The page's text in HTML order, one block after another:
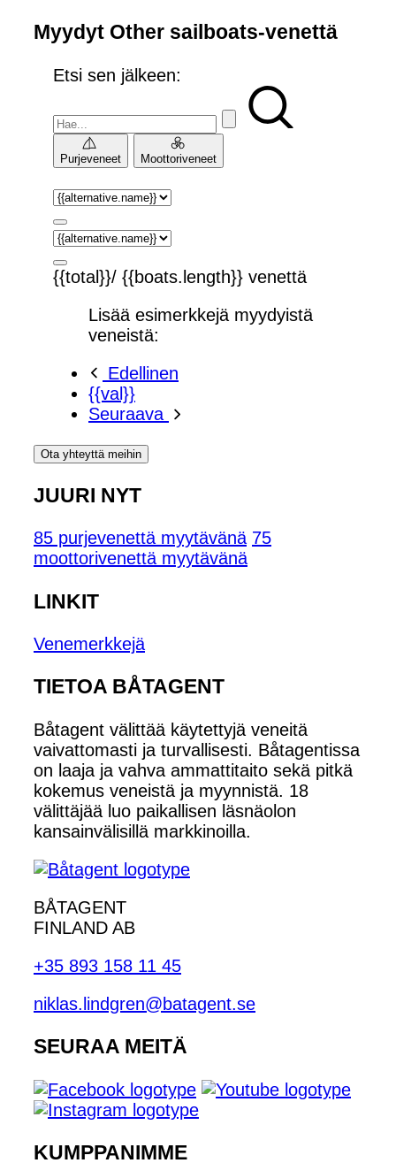
Myydyt Other sailboats-venettä
Etsi sen jälkeen:
Purjeveneet Moottoriveneet
{{total}}/ {{boats.length}} venettä
Lisää esimerkkejä myydyistä
veneistä:
Edellinen
{{val}}
Seuraava
Ota yhteyttä meihin
JUURI NYT
85 purjevenettä myytävänä 75
moottorivenettä myytävänä
LINKIT
Venemerkkejä
TIETOA BÅTAGENT
Båtagent välittää käytettyjä veneitä
vaivattomasti ja turvallisesti. Båtagentissa
on laaja ja vahva ammattitaito sekä pitkä
kokemus veneistä ja myynnistä. 18
välittäjää luo paikallisen läsnäolon
kansainvälisillä markkinoilla.
BÅTAGENT
FINLAND AB
+35 893 158 11 45
niklas.lindgren@batagent.se
SEURAA MEITÄ
KUMPPANIMME